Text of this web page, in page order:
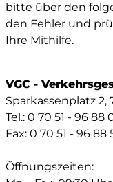
bitte über den
den Fehler und
Ihre Mithilfe.
VGC -
Sparkassenplatz 2,
Tel.: 0 70 51 - 96 88
Fax: 0 70 51 - 96 88
Öffnungszeiten: